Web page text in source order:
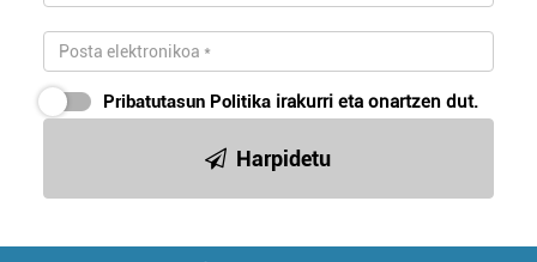
Pribatutasun Politika irakurri eta onartzen dut.
Harpidetu